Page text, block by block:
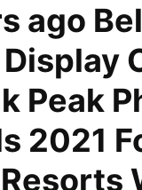
ago
Peak
2021